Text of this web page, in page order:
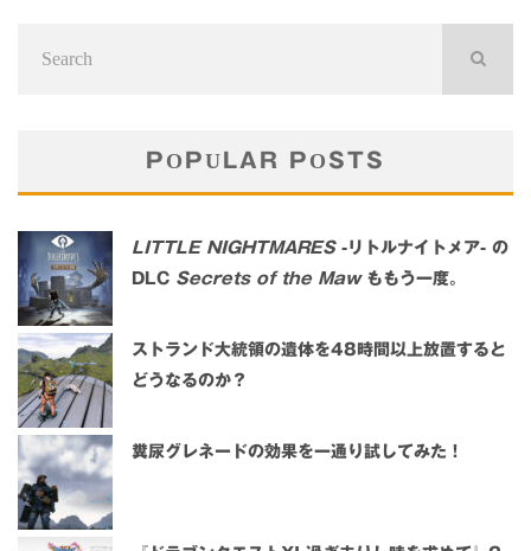
POPULAR POSTS
LITTLE NIGHTMARES-リトルナイトメア- の
DLC Secrets of the Mawももう一度。
ストランド大統領の遺体を48時間以上放置すると
どうなるのか？
糞尿グレネードの効果を一通り試してみた！